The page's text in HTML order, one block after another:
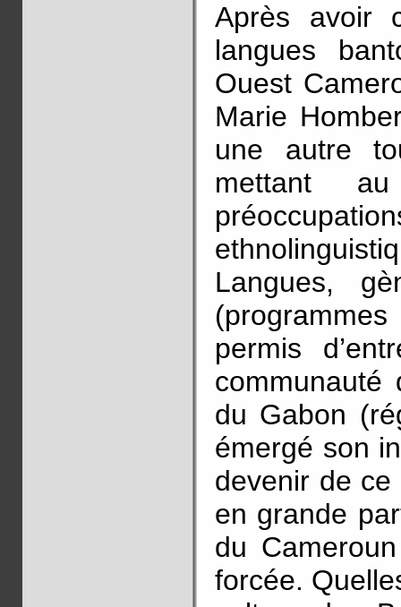
Après avoir
langues
Ouest
Marie
une autre
mettant
Langues,
permis
communauté
du Gabon
émergé son
devenir de
en grande
du
forcée.